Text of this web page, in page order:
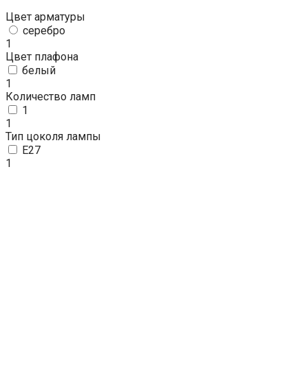
Цвет арматуры
серебро
1
Цвет плафона
белый
1
Количество ламп
1
1
Тип цоколя лампы
E27
1